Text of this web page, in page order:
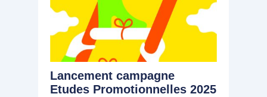
Lancement campagne
Etudes Promotionnelles 2025